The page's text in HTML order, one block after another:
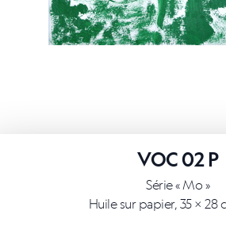
VOC 02 P
Série « Mo »
Huile sur papier, 35 × 28